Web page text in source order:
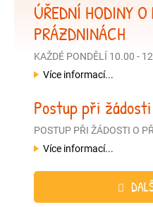
ÚŘEDNÍ HODINY
PRÁZDNINÁCH
KAŽDÉ PONDĚLÍ 10.00 -
Více informací...
Postup při
POSTUP PŘI ŽÁDOSTI O
Více informací...